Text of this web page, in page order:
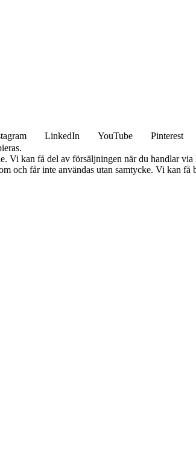
LinkedIn YouTube Pinterest
Vi kan få del av försäljningen när du handlar via
och får inte användas utan samtycke. Vi kan